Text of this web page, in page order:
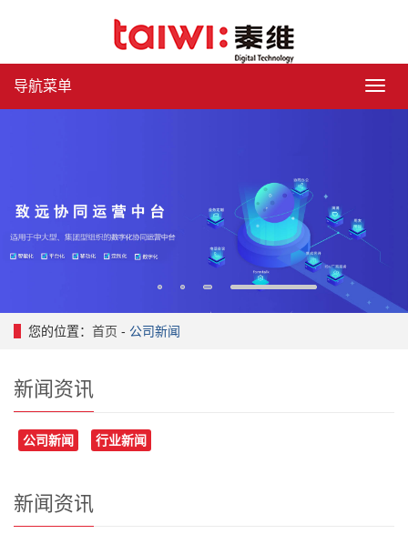
导
导航菜单
您的位置： 首页 - 公司新闻
新闻资讯
公司新闻 行业新闻
新闻资讯